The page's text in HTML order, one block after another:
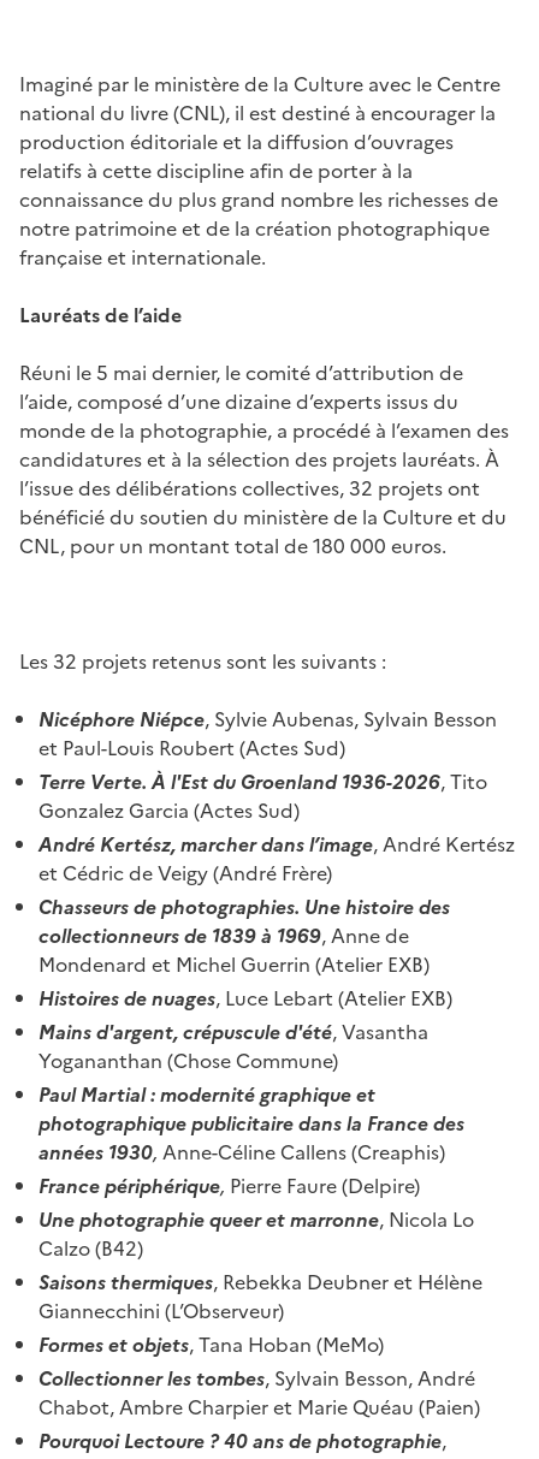
Imaginé par le ministère de la Culture avec le Centre
national du livre (CNL), il est destiné à encourager la
production éditoriale et la diffusion d’ouvrages
relatifs à cette discipline afin de porter à la
connaissance du plus grand nombre les richesses de
notre patrimoine et de la création photographique
française et internationale.
Lauréats de l’aide
Réuni le 5 mai dernier, le comité d’attribution de
l’aide, composé d’une dizaine d’experts issus du
monde de la photographie, a procédé à l’examen des
candidatures et à la sélection des projets lauréats. À
l’issue des délibérations collectives, 32 projets ont
bénéficié du soutien du ministère de la Culture et du
CNL, pour un montant total de 180 000 euros.
Les 32 projets retenus sont les suivants :
Nicéphore Niépce, Sylvie Aubenas, Sylvain Besson
et Paul-Louis Roubert (Actes Sud)
Terre Verte. À l'Est du Groenland 1936-2026, Tito
Gonzalez Garcia (Actes Sud)
André Kertész, marcher dans l’image, André Kertész
et Cédric de Veigy (André Frère)
Chasseurs de photographies. Une histoire des
collectionneurs de 1839 à 1969, Anne de
Mondenard et Michel Guerrin (Atelier EXB)
Histoires de nuages, Luce Lebart (Atelier EXB)
Mains d'argent, crépuscule d'été, Vasantha
Yogananthan (Chose Commune)
Paul Martial : modernité graphique et
photographique publicitaire dans la France des
années 1930, Anne-Céline Callens (Creaphis)
France périphérique, Pierre Faure (Delpire)
Une photographie queer et marronne, Nicola Lo
Calzo (B42)
Saisons thermiques, Rebekka Deubner et Hélène
Giannecchini (L’Observeur)
Formes et objets, Tana Hoban (MeMo)
Collectionner les tombes, Sylvain Besson, André
Chabot, Ambre Charpier et Marie Quéau (Paien)
Pourquoi Lectoure ? 40 ans de photographie,